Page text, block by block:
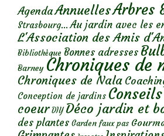
AgendaAnnuellesArbres
Strasbourg... Au jardin avec les
L'Association des Amis
Bibliothèque Bonnes adresses
Barney Chroniques de
Chroniques de Nala
Conception de jardins Conseils
coeur DIY Déco jardin et
des plantes Garden faux pas